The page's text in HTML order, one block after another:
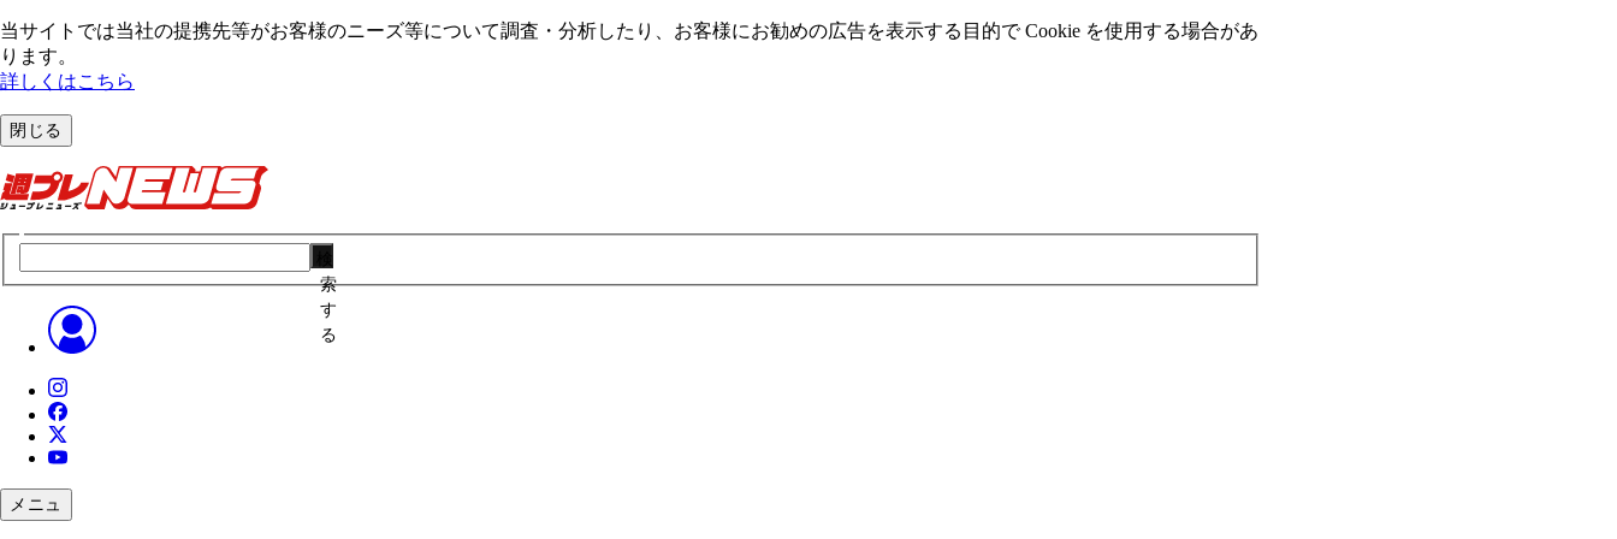
当サイトでは当社の提携先等がお客様のニーズ等について調査・分析したり、お客様にお勧めの広告を表⽰する⽬的で Cookie を使⽤する場合があ
ります。
詳しくはこちら
閉じる
索
す
る
メニュ